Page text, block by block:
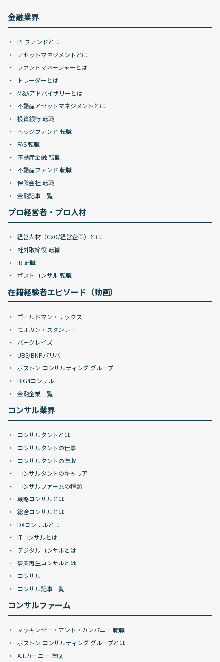
金融業界
PEファンドとは
アセットマネジメントとは
ファンドマネージャーとは
トレーダーとは
M&Aアドバイザリーとは
不動産アセットマネジメントとは
投資銀行 転職
ヘッジファンド 転職
FAS 転職
不動産金融 転職
不動産ファンド 転職
保険会社 転職
金融記事一覧
プロ経営者・プロ人材
経営人材（CxO/経営企画）とは
社外取締役 転職
IR 転職
ポストコンサル 転職
在籍経験者エピソード（動画）
ゴールドマン・サックス
モルガン・スタンレー
バークレイズ
UBS/BNPパリバ
ボストン コンサルティング グループ
BIG4コンサル
金融企業一覧
コンサル業界
コンサルタントとは
コンサルタントの仕事
コンサルタントの年収
コンサルタントのキャリア
コンサルファームの種類
戦略コンサルとは
総合コンサルとは
DXコンサルとは
ITコンサルとは
デジタルコンサルとは
事業再生コンサルとは
コンサル
コンサル記事一覧
コンサルファーム
マッキンゼー・アンド・カンパニー 転職
ボストン コンサルティング グループとは
A.T.カーニー 年収